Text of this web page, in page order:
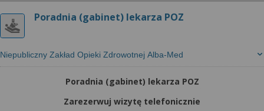
Poradnia (gabinet) lekarza POZ
Niepubliczny Zakład Opieki Zdrowotnej Alba-Med
Poradnia (gabinet) lekarza POZ
Zarezerwuj wizytę telefonicznie